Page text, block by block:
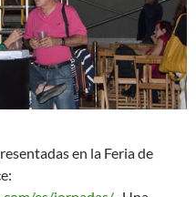
en la Feria de